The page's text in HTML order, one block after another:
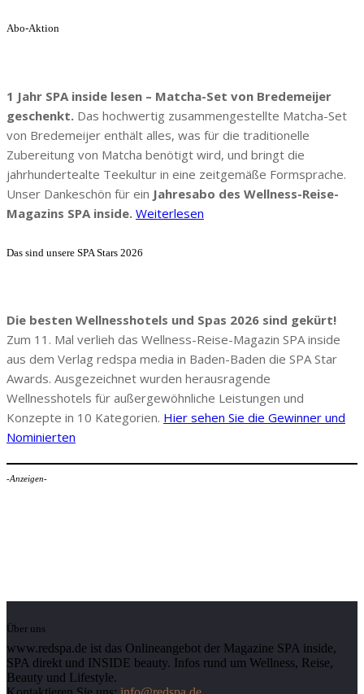
Abo-Aktion
1 Jahr SPA inside lesen – Matcha-Set von Bredemeijer
geschenkt. Das hochwertig zusammengestellte Matcha-Set
von Bredemeijer enthält alles, was für die traditionelle
Zubereitung von Matcha benötigt wird, und bringt die
jahrhundertealte Teekultur in eine zeitgemäße Formsprache.
Unser Dankeschön für ein Jahresabo des Wellness-Reise-
Magazins SPA inside. Weiterlesen
Das sind unsere SPA Stars 2026
Die besten Wellnesshotels und Spas 2026 sind gekürt!
Zum 11. Mal verlieh das Wellness-Reise-Magazin SPA inside
aus dem Verlag redspa media in Baden-Baden die SPA Star
Awards. Ausgezeichnet wurden herausragende
Wellnesshotels für außergewöhnliche Leistungen und
Konzepte in 10 Kategorien. Hier sehen Sie die Gewinner und
Nominierten
-Anzeigen-
Über uns
www.redspa.de ist das Onlineangebot der Magazine SPA inside,
SPA direkt und INSIDE beauty. Infos rund um Wellness, Reise,
Beauty und Lifestyle.